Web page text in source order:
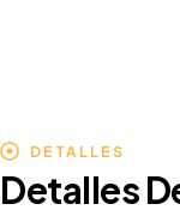
DETALLES
Detalles